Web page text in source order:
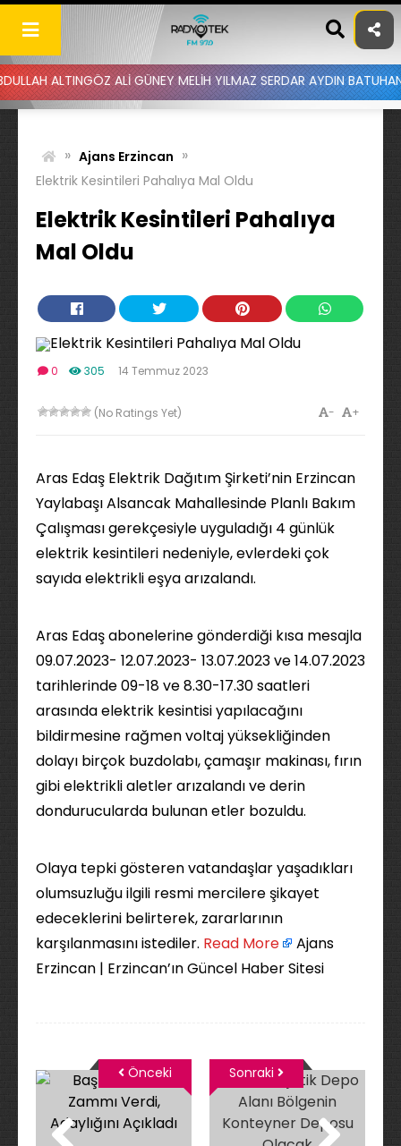
Skip
content
ALİ GÜNEY MELİH YILMAZ SERDAR AYDIN BATUHAN
» Ajans Erzincan »
Elektrik Kesintileri Pahalıya Mal Oldu
Elektrik Kesintileri Pahalıya
Mal Oldu
0 305 14 Temmuz 2023
(No Ratings Yet) +
-
Aras Edaş Elektrik Dağıtım Şirketi’nin Erzincan
Yaylabaşı Alsancak Mahallesinde Planlı Bakım
Çalışması gerekçesiyle uyguladığı 4 günlük
elektrik kesintileri nedeniyle, evlerdeki çok
sayıda elektrikli eşya arızalandı.
Aras Edaş abonelerine gönderdiği kısa mesajla
09.07.2023- 12.07.2023- 13.07.2023 ve 14.07.2023
tarihlerinde 09-18 ve 8.30-17.30 saatleri
arasında elektrik kesintisi yapılacağını
bildirmesine rağmen voltaj yüksekliğinden
dolayı birçok buzdolabı, çamaşır makinası, fırın
gibi elektrikli aletler arızalandı ve derin
dondurucularda bulunan etler bozuldu.
Olaya tepki gösteren vatandaşlar yaşadıkları
olumsuzluğu ilgili resmi mercilere şikayet
edeceklerini belirterek, zararlarının
karşılanmasını istediler. ​ Read More
Ajans
Erzincan | Erzincan’ın Güncel Haber Sitesi
Önceki Sonraki